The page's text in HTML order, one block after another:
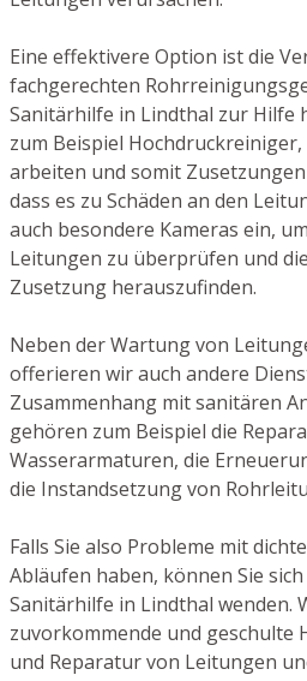
Eine effektivere Option ist die
fachgerechten
Sanitärhilfe in Lindthal zur Hilfe
zum Beispiel
arbeiten und somit
dass es zu Schäden an den
auch besondere Kameras ein,
Leitungen zu überprüfen und
Zusetzung herauszufinden.
Neben der Wartung von
offerieren wir auch andere
Zusammenhang mit sanitären
gehören zum Beispiel die
Wasserarmaturen, die
die Instandsetzung von
Falls Sie also Probleme mit
Abläufen haben, können Sie
Sanitärhilfe in Lindthal wenden.
zuvorkommende und geschulte
und Reparatur von Leitungen